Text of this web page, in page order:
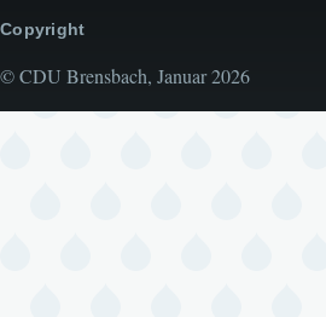
Copyright
© CDU Brensbach, Januar 2026